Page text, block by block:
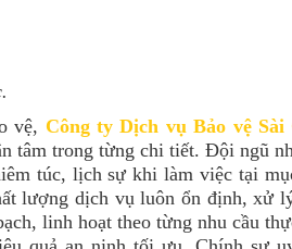
vệ, Công ty Dịch vụ Bảo vệ Sài
tâm trong từng chi tiết. Đội ngũ
túc, lịch sự khi làm việc tại
lượng dịch vụ luôn ổn định, xử
linh hoạt theo từng nhu cầu